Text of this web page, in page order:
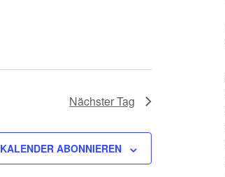
Nächster Tag
KALENDER ABONNIEREN